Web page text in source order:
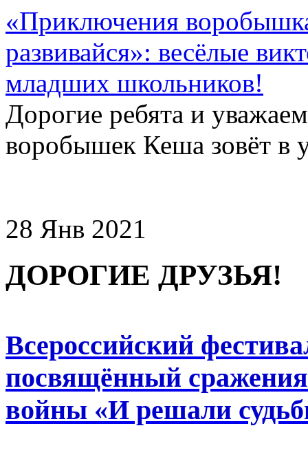
«Приключения
развивайся»: весёлые
младших школьников!
Дорогие ребята и
воробышек Кеша зовёт в
28 Янв 2021
ДОРОГИЕ ДРУЗЬЯ!
Всероссийский
посвящённый
войны «И решали